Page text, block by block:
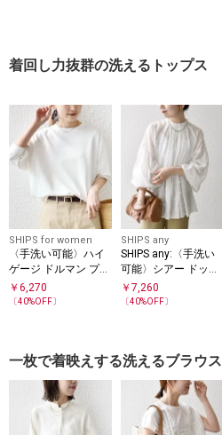
着回し力抜群の洗えるトップス
SHIPS for women
〈手洗い可能〉ハイ
ゲージ ドルマン プル
オーバー
￥ 6,270
〔40%OFF〕
SHIPS any
SHIPS any:〈手洗い
可能〉シアー ドット
スタンドカラー パフ
ギャザー ブラウス
￥7,260
〔40%OFF〕
一枚で着映えする洗えるブラウス